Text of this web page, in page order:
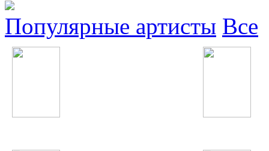
Популярные артисты Все